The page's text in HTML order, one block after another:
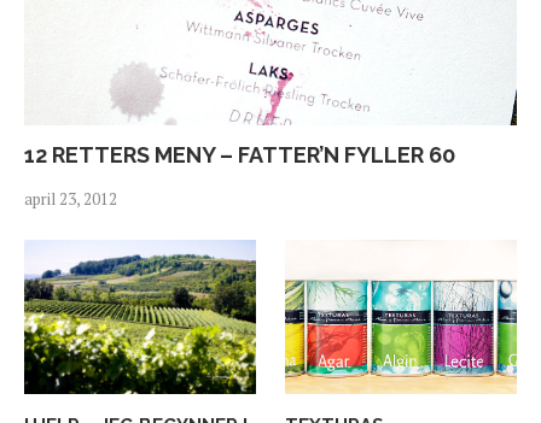
12 RETTERS MENY – FATTER’N FYLLER 60
april 23, 2012